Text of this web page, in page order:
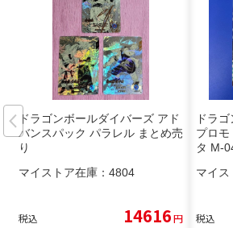
ドラゴンボールダイバーズ アド
バンスパック パラレル まとめ売
り
マイストア在庫： 4804
税込 14616円
ドラ
プロモ
タ M-
マイス
税込